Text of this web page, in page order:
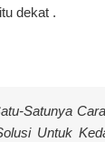
dekat .
Satunya
Untuk